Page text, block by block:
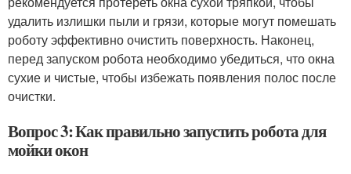
удалить излишки пыли и грязи, которые могут помешать
роботу эффективно очистить поверхность. Наконец,
перед запуском робота необходимо убедиться, что окна
сухие и чистые, чтобы избежать появления полос после
очистки.
Вопрос 3: Как правильно запустить робота для
мойки окон